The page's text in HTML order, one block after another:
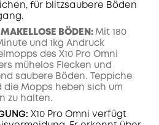
für blitzsaubere Böden
BÖDEN: Mit 180
und 1kg Andruck
des X10 Pro Omni
mühelos Flecken und
saubere Böden.
Teppiche
Mopps heben sich um
zu halten.
X10 Pro Omni verfügt